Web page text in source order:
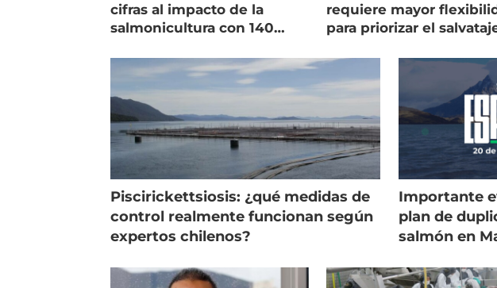
cifras al impacto de la
salmonicultura con 140
requiere mayor
para priorizar el salvataje
Piscirickettsiosis: ¿qué medidas de
control realmente funcionan según
expertos chilenos?
Importante
plan de
salmón en